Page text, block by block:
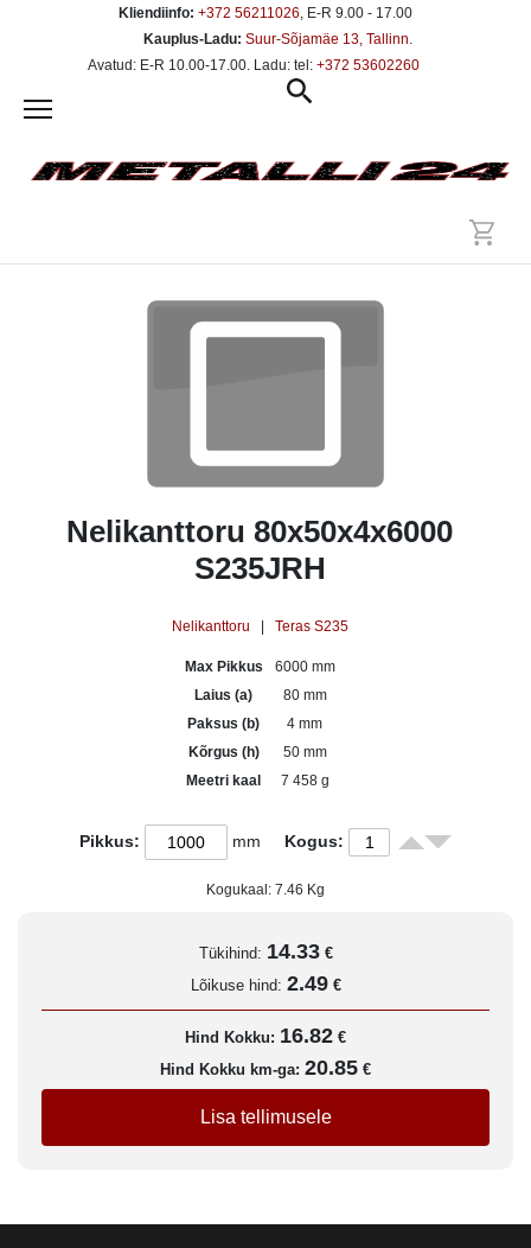
Kliendiinfo: +372 56211026, E-R 9.00 - 17.00
Kauplus-Ladu: Suur-Sõjamäe 13, Tallinn.
Avatud: E-R 10.00-17.00. Ladu: tel: +372 53602260
Nelikanttoru 80x50x4x6000
S235JRH
Nelikanttoru Teras S235
Max Pikkus
6000 mm
Laius (a)
80 mm
Paksus (b)
4 mm
Kõrgus (h)
50 mm
Meetri kaal
7 458 g
Pikkus: mm Kogus:
Kogukaal: 7.46 Kg
Tükihind: 14.33 €
Lõikuse hind: 2.49 €
Hind Kokku: 16.82 €
Hind Kokku km-ga: 20.85 €
Lisa tellimusele